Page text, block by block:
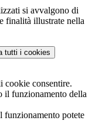
si avvalgono di
finalità illustrate nella
tutti i cookies
cookie consentire.
il funzionamento della
funzionamento potete